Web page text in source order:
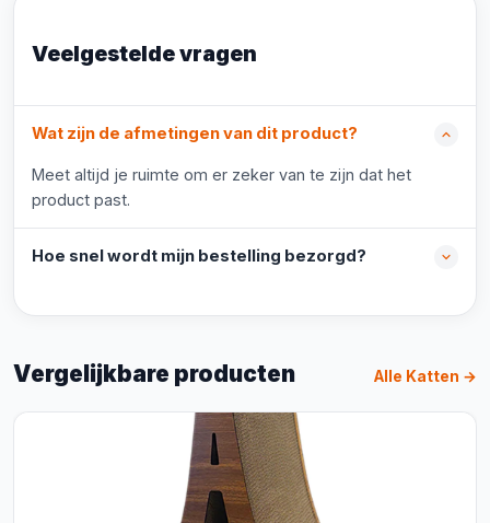
Veelgestelde vragen
Wat zijn de afmetingen van dit product?
Meet altijd je ruimte om er zeker van te zijn dat het
product past.
Hoe snel wordt mijn bestelling bezorgd?
Vergelijkbare producten Alle Katten →